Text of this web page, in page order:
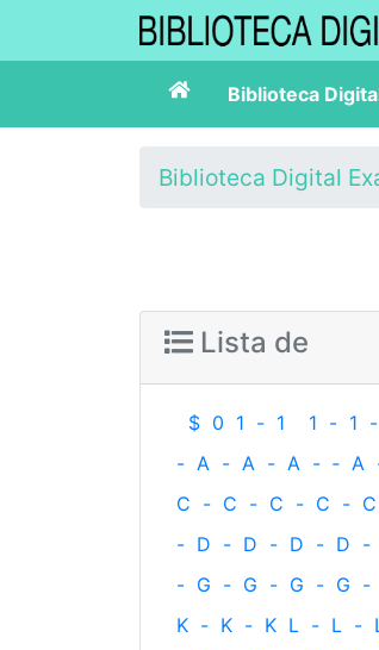
Biblioteca
Biblioteca Digital
Lista de
$ 0 1 - 1 1 - 1 -
- A - A - A - ‐ A
C - C - C - C - C
- D - D - D - D -
- G - G - G - G -
K - K - K L - L -